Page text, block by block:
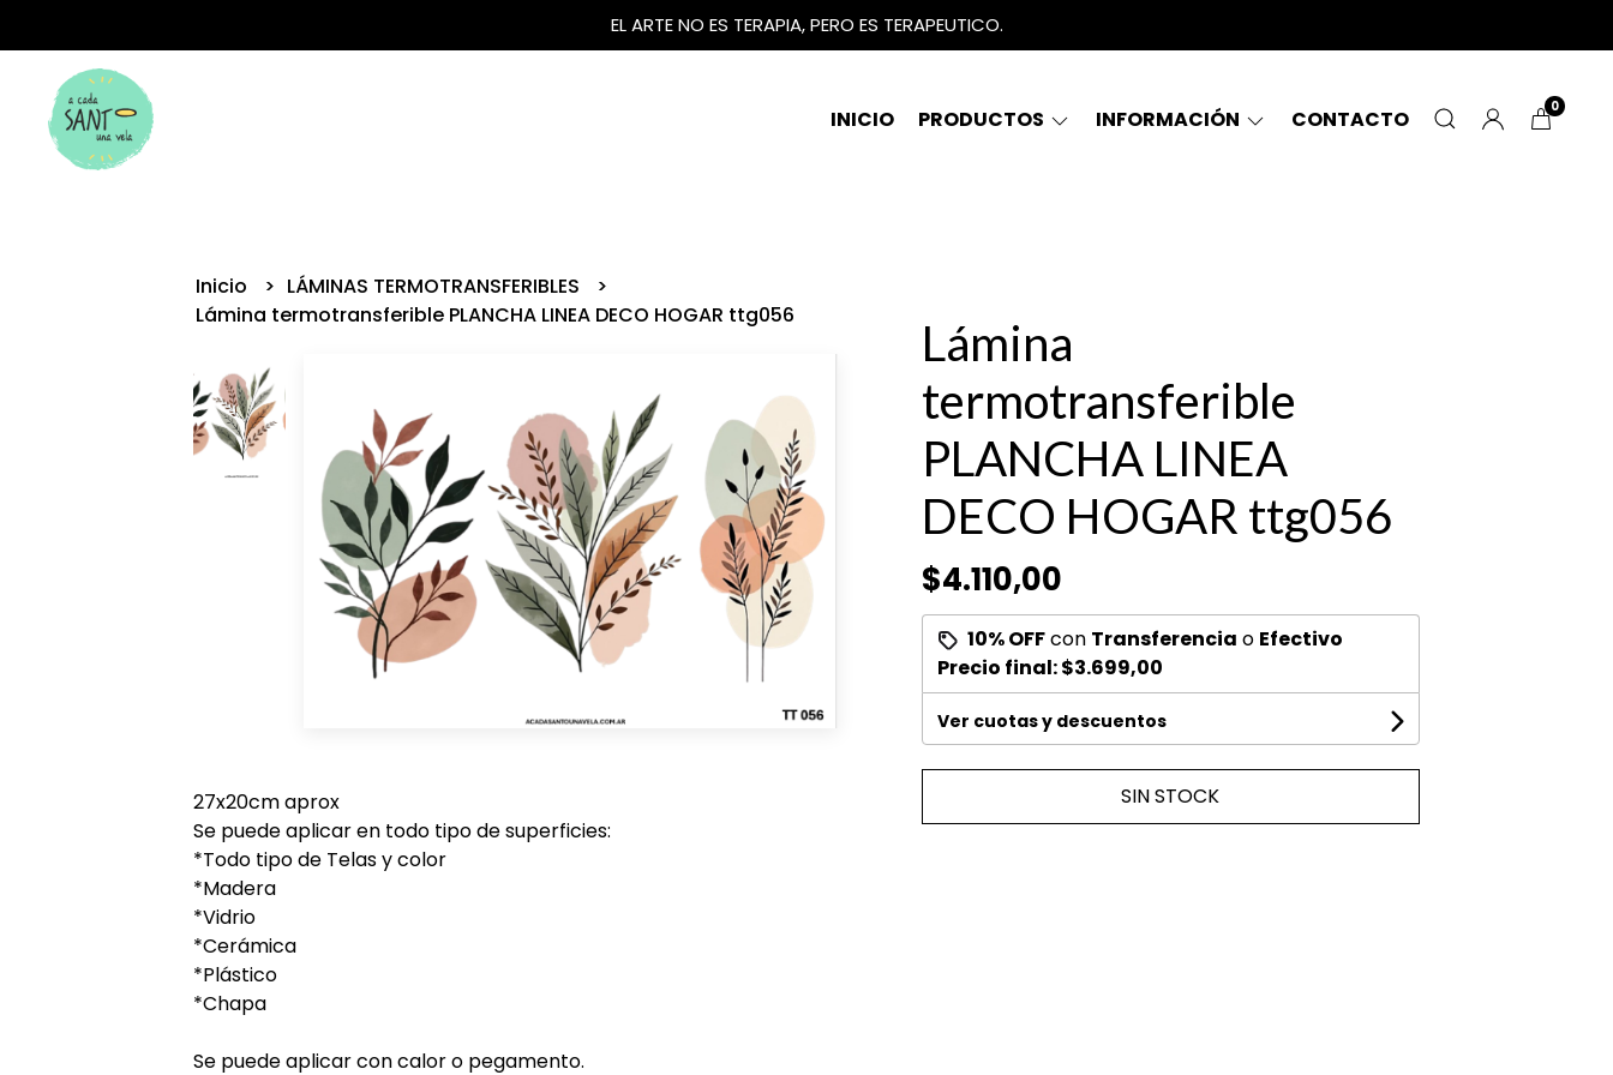
EL ARTE NO ES TERAPIA, PERO ES TERAPEUTICO.
INICIO PRODUCTOS INFORMACIÓN CONTACTO 0
Inicio
LÁMINAS TERMOTRANSFERIBLES
Lámina termotransferible PLANCHA LINEA DECO HOGAR ttg056
27x20cm aprox
Se puede aplicar en todo tipo de superficies:
*Todo tipo de Telas y color
*Madera
*Vidrio
*Cerámica
*Plástico
*Chapa
Se puede aplicar con calor o pegamento.
Lámina
termotransferible
PLANCHA LINEA
DECO HOGAR ttg056
$4.110,00
10% OFFcon Transferencia o Efectivo
Precio final:$3.699,00
Ver cuotas y descuentos
SIN STOCK